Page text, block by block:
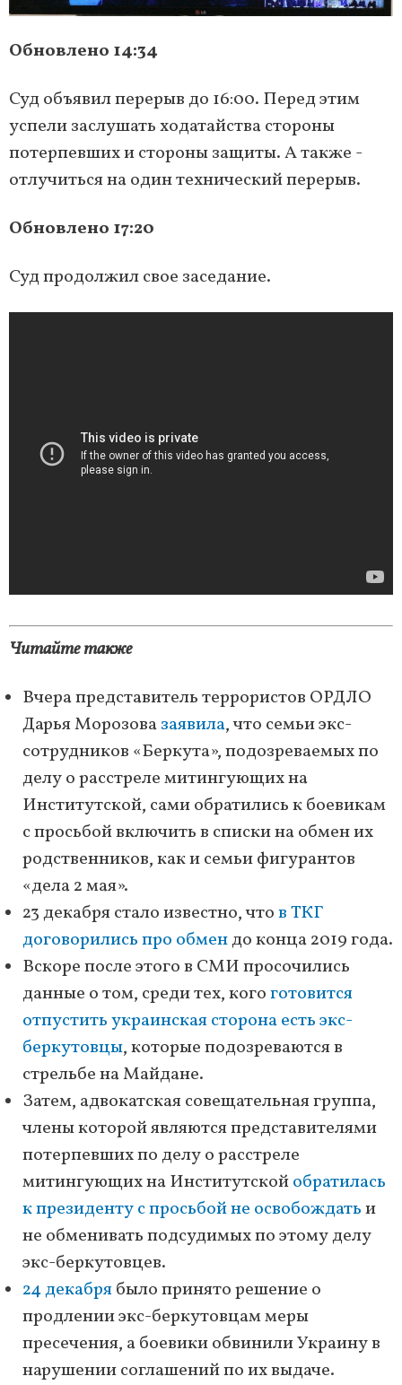
Обновлено 14:34
Суд объявил перерыв до 16:00. Перед этим
успели заслушать ходатайства стороны
потерпевших и стороны защиты. А также -
отлучиться на один технический перерыв.
Обновлено 17:20
Суд продолжил свое заседание.
Читайте также
Вчера представитель террористов ОРДЛО
Дарья Морозовазаявила, что семьи экс-
сотрудников «Беркута», подозреваемых по
делу о расстреле митингующих на
Институтской, сами обратились к боевикам
с просьбой включить в списки на обмен их
родственников, как и семьи фигурантов
«дела 2 мая».
23 декабря стало известно, чтов ТКГ
договорились про обмендо конца 2019 года.
Вскоре после этого в СМИ просочились
данные о том, среди тех, когоготовится
отпустить украинская сторона есть экс-
беркутовцы, которые подозреваются в
стрельбе на Майдане.
Затем, адвокатская совещательная группа,
члены которой являются представителями
потерпевших по делу о расстреле
митингующих на Институтскойобратилась
к президенту с просьбой не освобождатьи
не обменивать подсудимых по этому делу
экс-беркутовцев.
24 декабрябыло принято решение о
продлении экс-беркутовцам меры
пресечения, а боевики обвинили Украину в
нарушении соглашений по их выдаче.